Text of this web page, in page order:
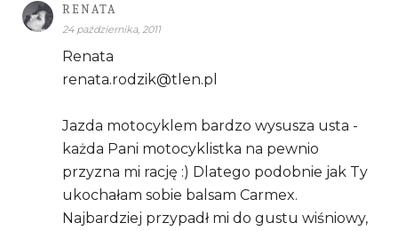
RENATA
24 października, 2011
Renata
renata.rodzik@tlen.pl
Jazda motocyklem bardzo wysusza usta -
każda Pani motocyklistka na pewnio
przyzna mi rację :) Dlatego podobnie jak Ty
ukochałam sobie balsam Carmex.
Najbardziej przypadł mi do gustu wiśniowy,